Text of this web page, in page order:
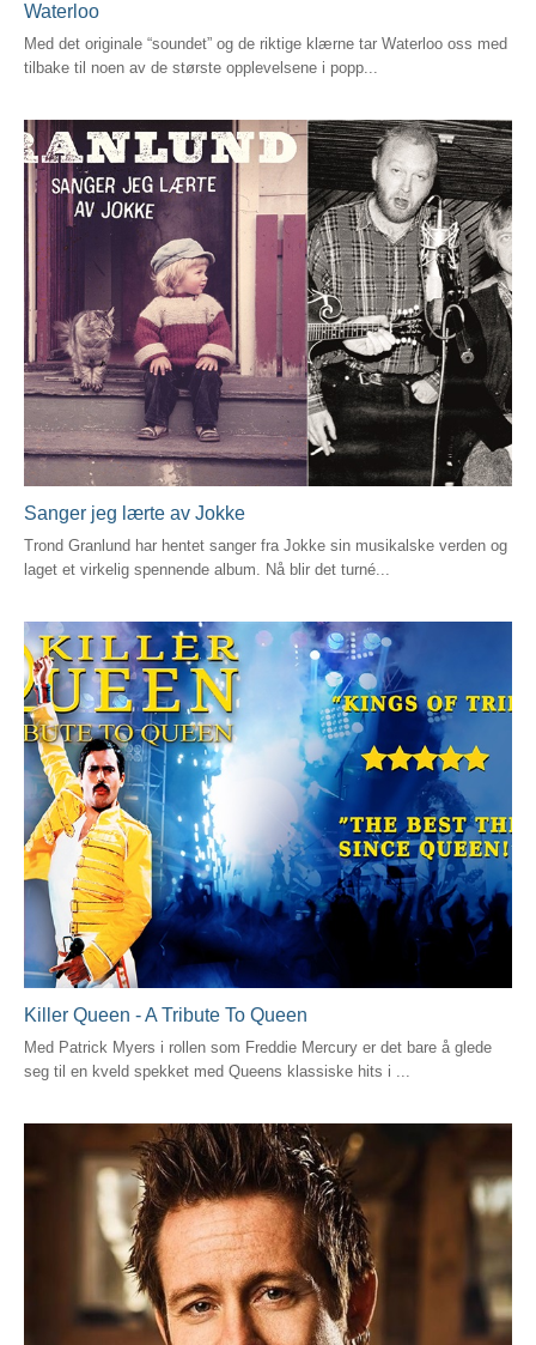
Waterloo
Med det originale “soundet” og de riktige klærne tar Waterloo oss med
tilbake til noen av de største opplevelsene i popp...
Sanger jeg lærte av Jokke
Trond Granlund har hentet sanger fra Jokke sin musikalske verden og
laget et virkelig spennende album. Nå blir det turné...
Killer Queen - A Tribute To Queen
Med Patrick Myers i rollen som Freddie Mercury er det bare å glede
seg til en kveld spekket med Queens klassiske hits i ...